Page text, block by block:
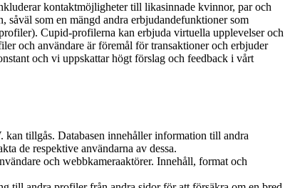
kontaktmöjligheter till likasinnade kvinnor, par och
såväl som en mängd andra erbjudandefunktioner som
Cupid-profilerna kan erbjuda virtuella upplevelser och
och användare är föremål för transaktioner och erbjuder
och vi uppskattar högt förslag och feedback i vårt
kan tillgås. Databasen innehåller information till andra
de respektive användarna av dessa.
och webbkameraaktörer. Innehåll, format och